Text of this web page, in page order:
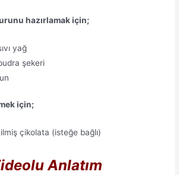
hazırlamak için;
yağ
şekeri
için;
çikolata (isteğe bağlı)
Anlatım